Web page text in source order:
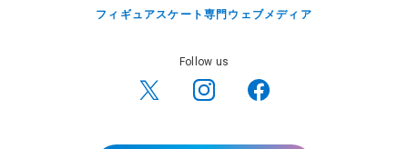
フィギュアスケート専門ウェブメディア
Follow us